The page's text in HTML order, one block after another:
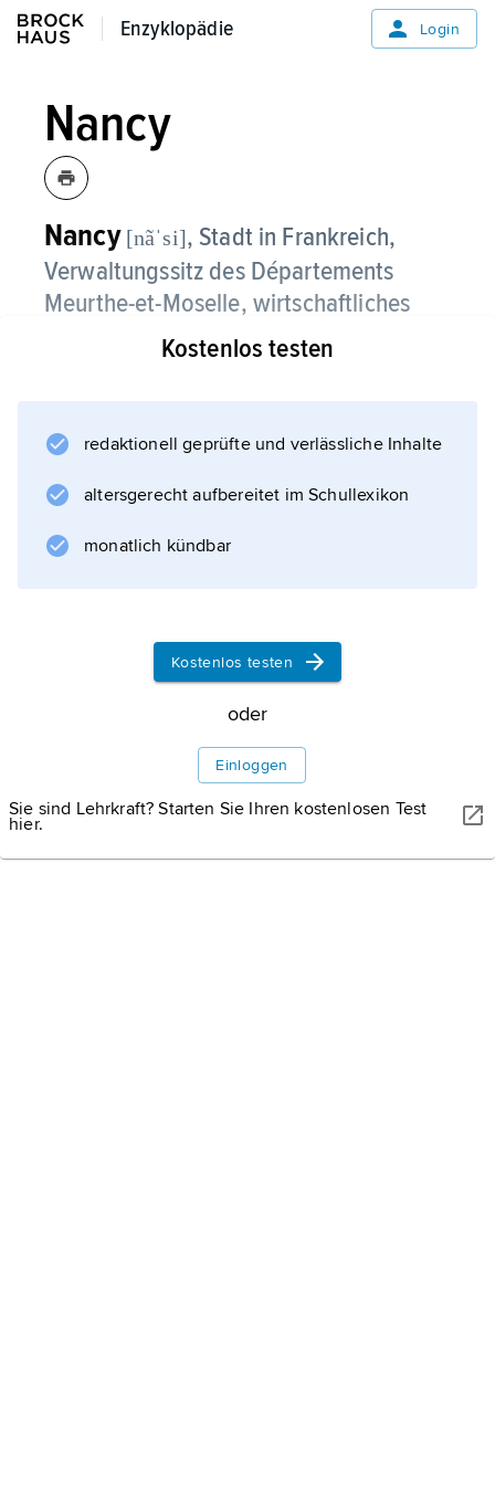
Enzyklopädie
Enzyklopädie Login
Nancy
Nancy [nãˈsi], Stadt in Frankreich,
Verwaltungssitz des Départements
Meurthe-et-Moselle, wirtschaftliches
Zentrum von Lothringen, 212 m über
dem Meeresspiegel, an der Meurthe,
Agglomeration 331 400 Einwohner);
katholischer Bischofssitz; drei Universitäten,
staatliche Hochschulen, staatliche
Forstschule, Konservatorium; Akademie der
Beaux-Arts (bildende und angewandte Kunst
Europas vom 16.–20. Jahrhundert), Museum-
Aquarium; Bibliothek; Theaterfestival. Börse,
Messe und Musterschau. Technologiepark;
Maschinen- (u. a. Werkzeugmaschinen) und
Elektromotorenbau, chemische und
Kostenlos testen
redaktionell geprüfte und verlässliche Inhalte
altersgerecht aufbereitet im Schullexikon
monatlich kündbar
Kostenlos testen
oder
Einloggen
Sie sind Lehrkraft? Starten Sie Ihren kostenlosen Test
hier.